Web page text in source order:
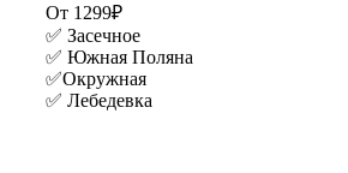
От 1299₽
✅ Засечное
✅ Южная Поляна
✅Окружная
✅ Лебедевка